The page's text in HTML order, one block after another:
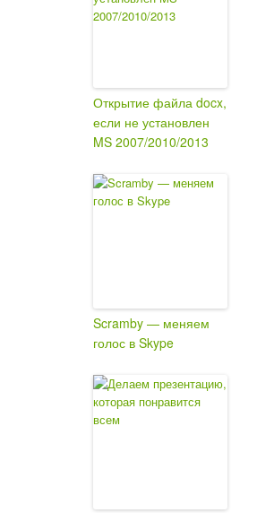
Открытие файла docx,
если не установлен
MS 2007/2010/2013
Scramby — меняем
голос в Skype